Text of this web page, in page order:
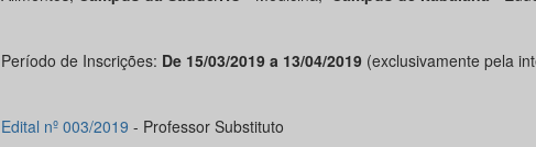
Período de Inscrições: De 15/03/2019 a 13/04/2019 (exclusivamente pela
Edital nº 003/2019 - Professor Substituto